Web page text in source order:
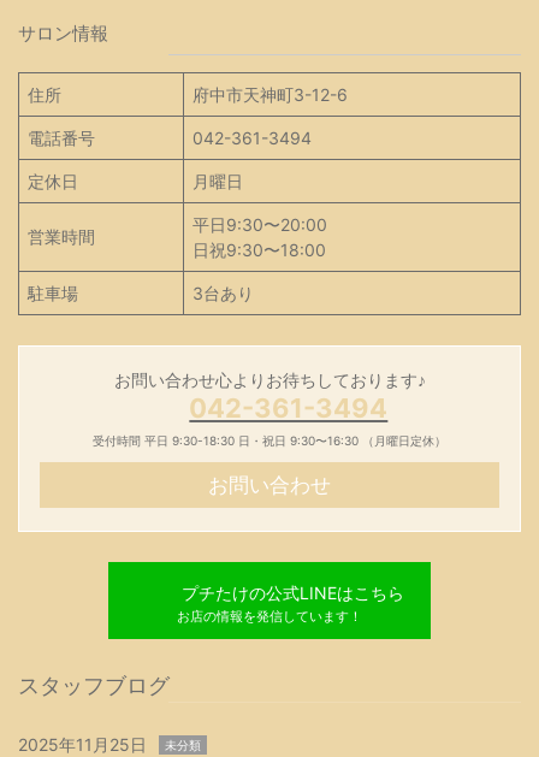
サロン情報
住所 府中市天神町3-12-6
電話番号 042-361-3494
定休日 月曜日
営業時間
平日9:30〜20:00
日祝9:30〜18:00
駐車場 3台あり
お問い合わせ心よりお待ちしております♪
042-361-3494
受付時間 平日 9:30-18:30 日・祝日 9:30〜16:30 （月曜日定休）
お問い合わせ
プチたけの公式LINEはこちら
お店の情報を発信しています！
スタッフブログ
2025年11月25日 未分類